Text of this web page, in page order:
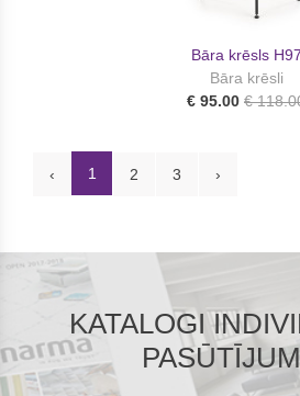
Bāra krēsls H97
Bāra krēsli
€ 95.00 €
‹ 1 2 3 ›
KATALOGI